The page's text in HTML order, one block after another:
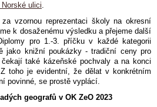
ulici.
vzornou reprezentaci školy na okresní
k dosaženému výsledku a přejeme další
pro 1.-3. příčku v každé kategorii
jako knižní poukázky - tradiční ceny pro
také kázeňské pochvaly a na konci
toho je evidentní, že dělat v konkrétním
povinné, se prostě vyplácí.
geografů v OK ZeO 2023